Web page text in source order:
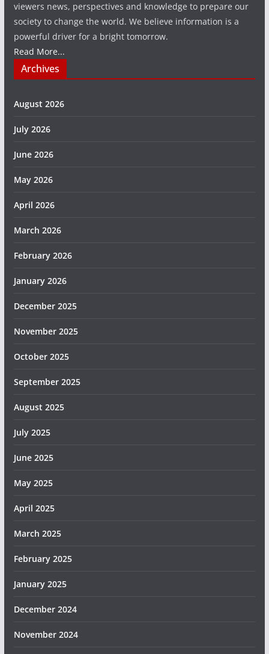
viewers news, perspectives and knowledge to prepare our
society to change the world. We believe information is a
powerful driver for a bright tomorrow.
Read More...
Archives
August 2026
July 2026
June 2026
May 2026
April 2026
March 2026
February 2026
January 2026
December 2025
November 2025
October 2025
September 2025
August 2025
July 2025
June 2025
May 2025
April 2025
March 2025
February 2025
January 2025
December 2024
November 2024